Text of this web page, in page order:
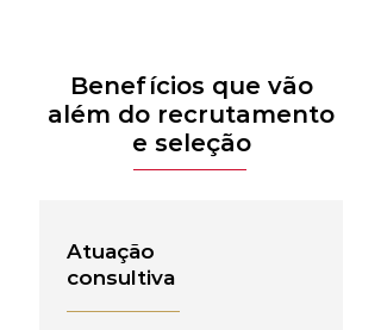
Benefícios que vão
além do recrutamento
e seleção
Atuação
consultiva